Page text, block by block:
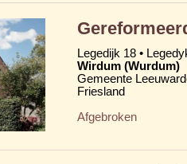
Legedijk 18 •
Wirdum (Wurdum)
Gemeente
Friesland
Afgebroken